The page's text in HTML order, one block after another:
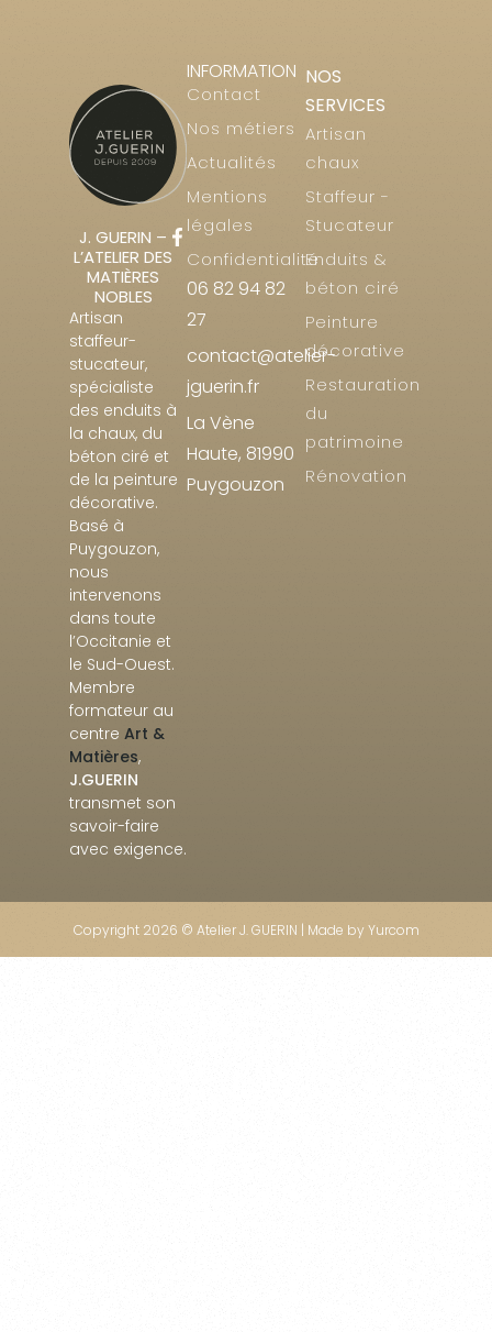
J. GUERIN –
L’ATELIER DES
MATIÈRES
NOBLES
Artisan
staffeur-
stucateur,
spécialiste
des enduits à
la chaux, du
béton ciré et
de la peinture
décorative.
Basé à
Puygouzon,
nous
intervenons
dans toute
l’Occitanie et
le Sud-Ouest.
Membre
formateur au
centre Art &
Matières,
J.GUERIN
transmet son
savoir-faire
avec exigence.
INFORMATION
Contact
Nos métiers
Actualités
Mentions
légales
Confidentialité
06 82 94 82
27
contact@atelier-
jguerin.fr
La Vène
Haute, 81990
Puygouzon
NOS
SERVICES
Artisan
chaux
Staffeur -
Stucateur
Enduits &
béton ciré
Peinture
décorative
Restauration
du
patrimoine
Rénovation
Copyright 2026 © Atelier J. GUERIN | Made by Yurcom